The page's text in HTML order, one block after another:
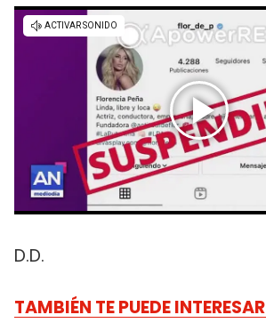
D.D.
TAMBIÉN TE PUEDE INTERESAR